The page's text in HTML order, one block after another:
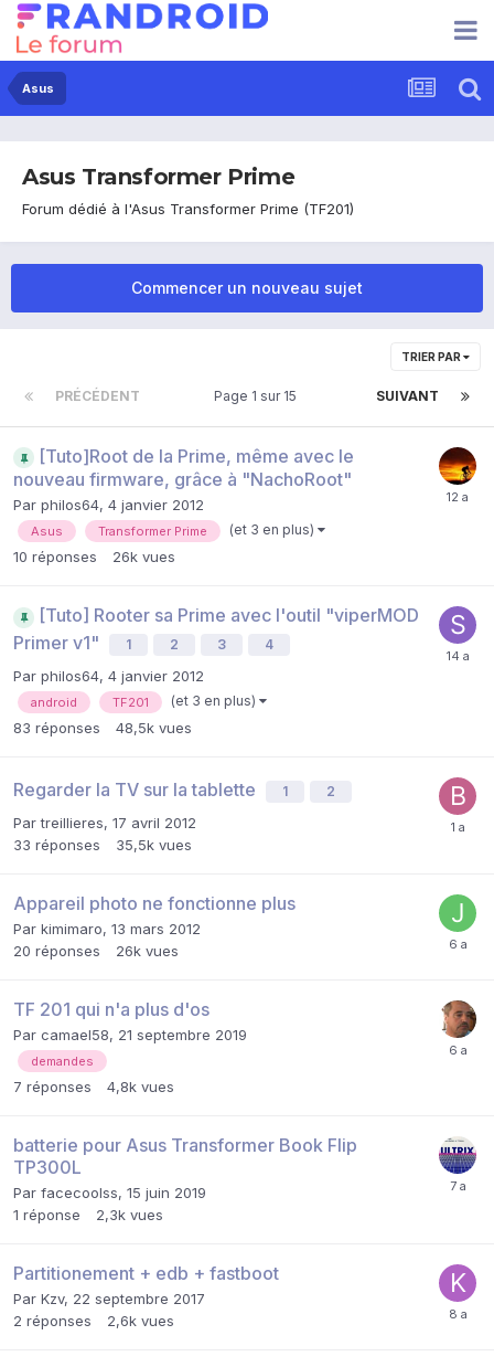
Asus
Asus Transformer Prime
Forum dédié à l'Asus Transformer Prime (TF201)
Commencer un nouveau sujet
TRIER PAR
PRÉCÉDENT SUIVANT
Page 1 sur 15
[Tuto]Root de la Prime, même avec le
nouveau firmware, grâce à "NachoRoot"
Par philos64, 4 janvier 2012
Asus Transformer Prime (et 3 en plus)
10 réponses 26k vues
[Tuto] Rooter sa Prime avec l'outil "viperMOD
Primer v1"
1 2 3 4
Par philos64, 4 janvier 2012
android TF201 (et 3 en plus)
83 réponses 48,5k vues
Regarder la TV sur la tablette 1 2
Partreillieres, 17 avril 2012
33 réponses 35,5k vues
Appareil photo ne fonctionne plus
Par kimimaro, 13 mars 2012
20 réponses 26k vues
TF 201 qui n'a plus d'os
Par camael58, 21 septembre 2019
demandes
7 réponses 4,8k vues
batterie pour Asus Transformer Book Flip
TP300L
Par facecoolss, 15 juin 2019
1 réponse 2,3k vues
Partitionement + edb + fastboot
Par Kzv, 22 septembre 2017
2 réponses 2,6k vues